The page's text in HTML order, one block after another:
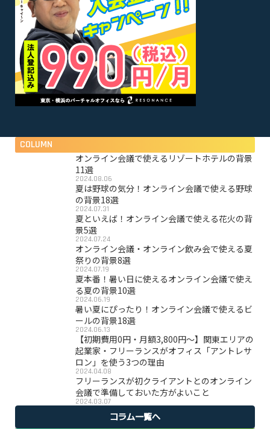
COLUMN
オンライン会議で使えるリゾートホテルの背景
11選
2024.08.06
夏は野球の気分！オンライン会議で使える野球
の背景18選
2024.07.31
夏といえば！オンライン会議で使える花火の背
景5選
2024.07.24
オンライン会議・オンライン飲み会で使える夏
祭りの背景8選
2024.07.19
夏本番！暑い日に使えるオンライン会議で使え
る夏の背景10選
2024.06.19
暑い夏にぴったり！オンライン会議で使えるビ
ールの背景18選
2024.06.13
【初期費用0円・月額3,800円〜】関東エリアの
起業家・フリーランスがオフィス「アントレサ
ロン」を使う3つの理由
2024.04.08
フリーランスが初クライアントとのオンライン
会議で準備しておいた方がよいこと
2024.03.07
コラム一覧へ